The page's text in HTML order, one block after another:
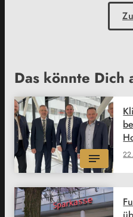
Das könnte Dich